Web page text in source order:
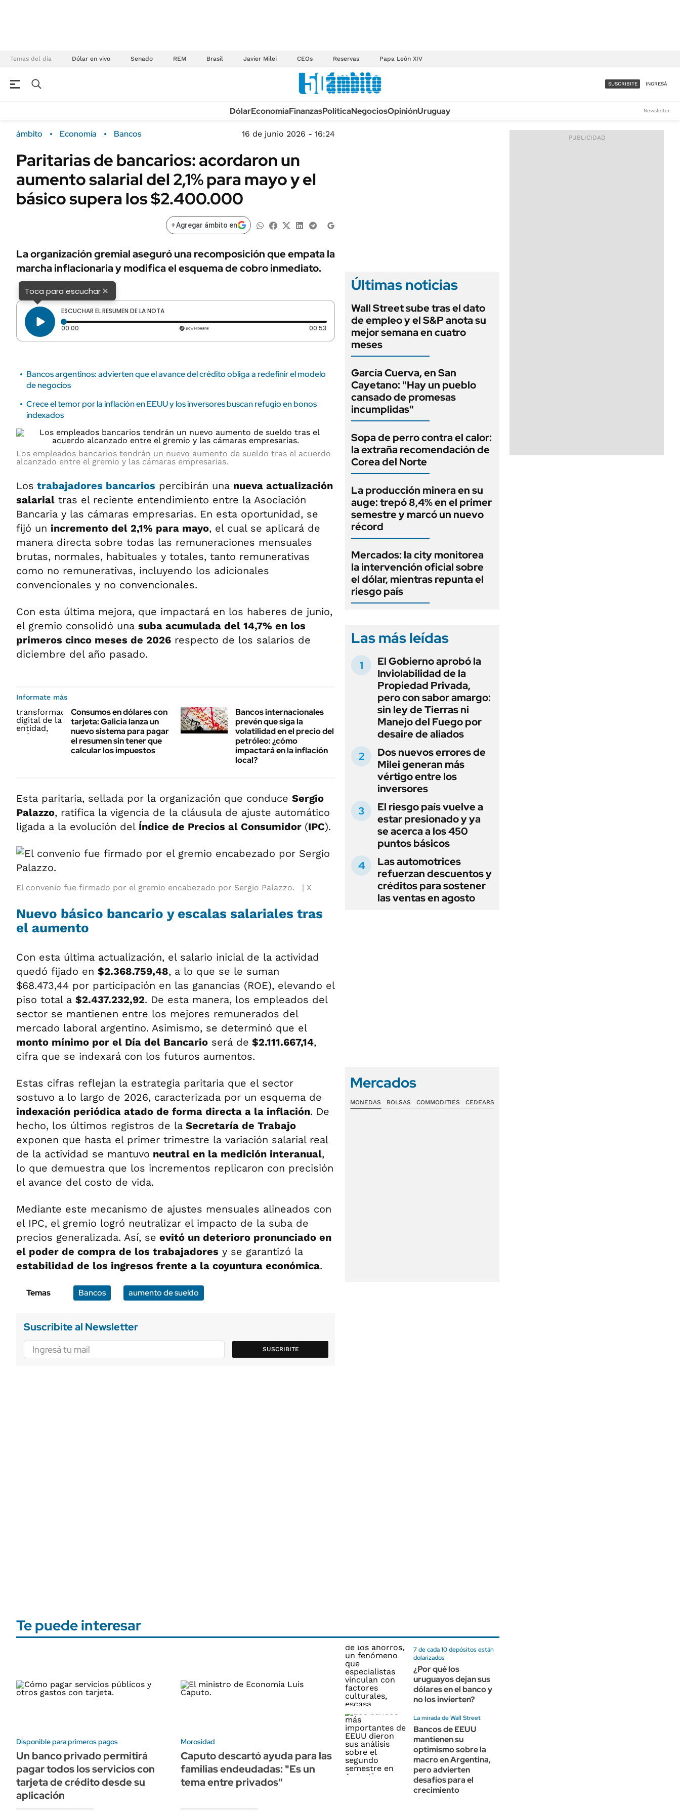
Temas del día Dólar en vivo Senado REM Brasil Javier Milei CEOs Reservas Papa León XIV
Campo
FINANZAS
Dólar
Sustentabilidad
Seguros
ENERGY REPORT
POLÍTICA
URUGUAY
TECNOLOGÍA
MÉXICO
MUNDO
INFORMACIÓN GENERAL
AUTOS
ACCESO FULL - $1.800/MES
SUSCRIBITE INGRESÁ
DólarEconomíaFinanzasPolíticaNegociosOpiniónUruguay Newsletter
ámbito Economía Bancos 16 de junio 2026 - 16:24
Paritarias de bancarios: acordaron un
aumento salarial del 2,1% para mayo y el
básico supera los $2.400.000
+Agregar ámbito en
La organización gremial aseguró una recomposición que empata la
marcha inflacionaria y modifica el esquema de cobro inmediato.
Toca para escuchar×
ESCUCHAR EL RESUMEN DE LA NOTA
00:00 Tiempo transcurrido: 0 segundos 00:53 Duración: 53 segundos
Bancos argentinos: advierten que el avance del crédito obliga a redefinir el modelo
de negocios
Crece el temor por la inflación en EEUU y los inversores buscan refugio en bonos
indexados
Los empleados bancarios tendrán un nuevo aumento de sueldo tras el acuerdo
alcanzado entre el gremio y las cámaras empresarias.
Los trabajadores bancarios percibirán una nueva actualización
salarial tras el reciente entendimiento entre la Asociación
Bancaria y las cámaras empresarias. En esta oportunidad, se
fijó un incremento del 2,1% para mayo, el cual se aplicará de
manera directa sobre todas las remuneraciones mensuales
brutas, normales, habituales y totales, tanto remunerativas
como no remunerativas, incluyendo los adicionales
convencionales y no convencionales.
Con esta última mejora, que impactará en los haberes de junio,
el gremio consolidó una suba acumulada del 14,7% en los
primeros cinco meses de 2026 respecto de los salarios de
diciembre del año pasado.
Informate más
Consumos en dólares con
tarjeta: Galicia lanza un
nuevo sistema para pagar
el resumen sin tener que
calcular los impuestos
Bancos internacionales
prevén que siga la
volatilidad en el precio del
petróleo: ¿cómo
impactará en la inflación
local?
Esta paritaria, sellada por la organización que conduce Sergio
Palazzo, ratifica la vigencia de la cláusula de ajuste automático
ligada a la evolución del Índice de Precios al Consumidor (IPC).
El convenio fue firmado por el gremio encabezado por Sergio Palazzo. X
Nuevo básico bancario y escalas salariales tras
el aumento
Con esta última actualización, el salario inicial de la actividad
quedó fijado en $2.368.759,48, a lo que se le suman
$68.473,44 por participación en las ganancias (ROE), elevando el
piso total a $2.437.232,92. De esta manera, los empleados del
sector se mantienen entre los mejores remunerados del
mercado laboral argentino. Asimismo, se determinó que el
monto mínimo por el Día del Bancario será de $2.111.667,14,
cifra que se indexará con los futuros aumentos.
Estas cifras reflejan la estrategia paritaria que el sector
sostuvo a lo largo de 2026, caracterizada por un esquema de
indexación periódica atado de forma directa a la inflación. De
hecho, los últimos registros de la Secretaría de Trabajo
exponen que hasta el primer trimestre la variación salarial real
de la actividad se mantuvo neutral en la medición interanual,
lo que demuestra que los incrementos replicaron con precisión
el avance del costo de vida.
Mediante este mecanismo de ajustes mensuales alineados con
el IPC, el gremio logró neutralizar el impacto de la suba de
precios generalizada. Así, se evitó un deterioro pronunciado en
el poder de compra de los trabajadores y se garantizó la
estabilidad de los ingresos frente a la coyuntura económica.
Temas Bancos aumento de sueldo
Suscribite al Newsletter
SUSCRIBITE
Últimas noticias
Wall Street sube tras el dato
de empleo y el S&P anota su
mejor semana en cuatro
meses
García Cuerva, en San
Cayetano: "Hay un pueblo
cansado de promesas
incumplidas"
Sopa de perro contra el calor:
la extraña recomendación de
Corea del Norte
La producción minera en su
auge: trepó 8,4% en el primer
semestre y marcó un nuevo
récord
Mercados: la city monitorea
la intervención oficial sobre
el dólar, mientras repunta el
riesgo país
Las más leídas
El Gobierno aprobó la
Inviolabilidad de la
Propiedad Privada,
pero con sabor amargo:
sin ley de Tierras ni
Manejo del Fuego por
desaire de aliados
Dos nuevos errores de
Milei generan más
vértigo entre los
inversores
El riesgo país vuelve a
estar presionado y ya
se acerca a los 450
puntos básicos
Las automotrices
refuerzan descuentos y
créditos para sostener
las ventas en agosto
Mercados
MONEDAS BOLSAS COMMODITIES CEDEARS
Te puede interesar
Disponible para primeros pagos
Un banco privado permitirá
pagar todos los servicios con
tarjeta de crédito desde su
aplicación
Morosidad
Caputo descartó ayuda para las
familias endeudadas: "Es un
tema entre privados"
7 de cada 10 depósitos están
dolarizados
¿Por qué los
uruguayos dejan sus
dólares en el banco y
no los invierten?
La mirada de Wall Street
Bancos de EEUU
mantienen su
optimismo sobre la
macro en Argentina,
pero advierten
desafíos para el
crecimiento